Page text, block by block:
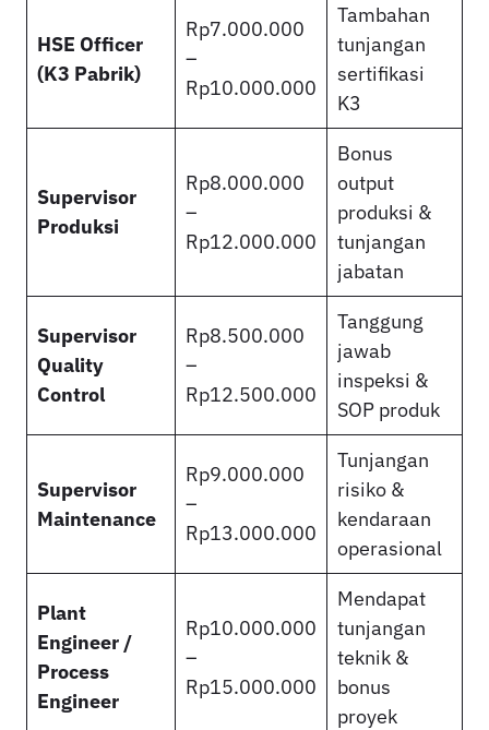
HSE Officer
(K3 Pabrik)
Rp7.000.000
–
Rp10.000.000
Tambahan
tunjangan
sertifikasi
K3
Supervisor
Produksi
Rp8.000.000
–
Rp12.000.000
Bonus
output
produksi &
tunjangan
jabatan
Supervisor
Quality
Control
Rp8.500.000
–
Rp12.500.000
Tanggung
jawab
inspeksi &
SOP produk
Supervisor
Maintenance
Rp9.000.000
–
Rp13.000.000
Tunjangan
risiko &
kendaraan
operasional
Plant
Engineer /
Process
Engineer
Rp10.000.000
–
Rp15.000.000
Mendapat
tunjangan
teknik &
bonus
proyek